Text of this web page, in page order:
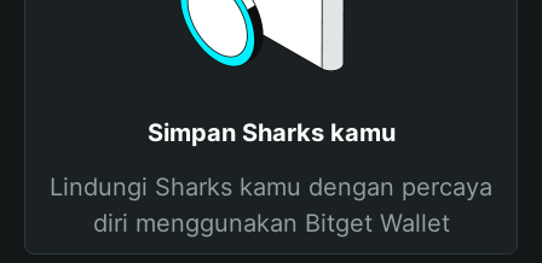
Simpan Sharks kamu
Lindungi Sharks kamu dengan percaya
diri menggunakan Bitget Wallet